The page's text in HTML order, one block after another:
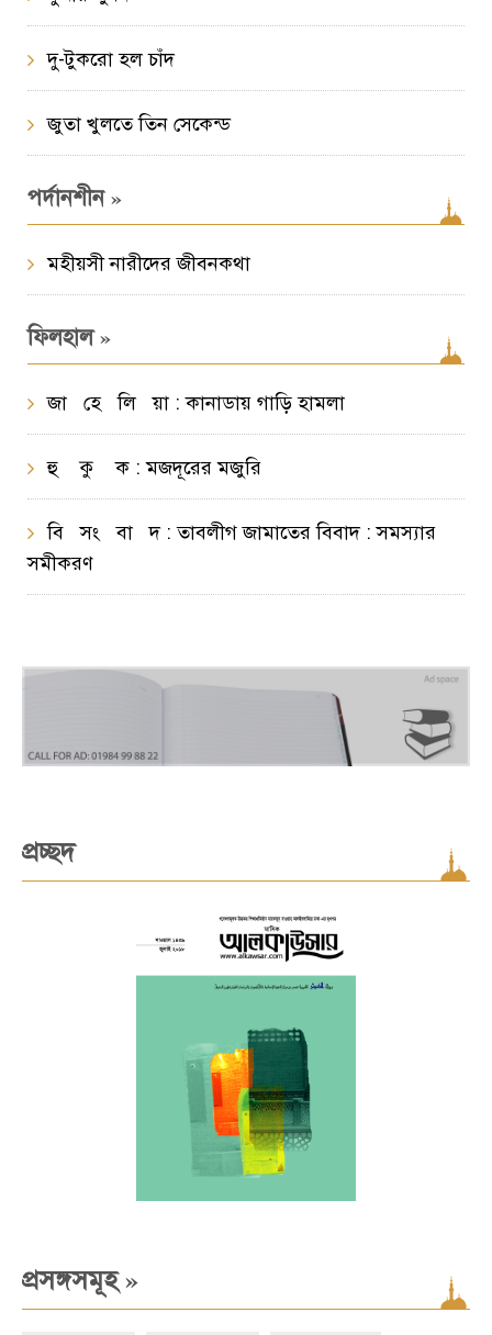
দু-টুকরো হল চাঁদ
জুতা খুলতে তিন সেকেন্ড
পর্দানশীন »
মহীয়সী নারীদের জীবনকথা
ফিলহাল»
জা হে লি য়া : কানাডায় গাড়ি হামলা
হু কু ক : মজদূরের মজুরি
বি সং বা দ : তাবলীগ জামাতের বিবাদ : সমস্যার
সমীকরণ
প্রচ্ছদ
প্রসঙ্গসমূহ»